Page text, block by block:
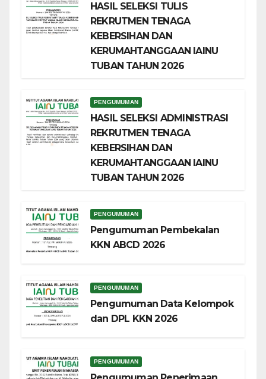
HASIL SELEKSI TULIS
REKRUTMEN TENAGA
KEBERSIHAN DAN
KERUMAHTANGGAAN IAINU
TUBAN TAHUN 2026
PENGUMUMAN
HASIL SELEKSI ADMINISTRASI
REKRUTMEN TENAGA
KEBERSIHAN DAN
KERUMAHTANGGAAN IAINU
TUBAN TAHUN 2026
PENGUMUMAN
Pengumuman Pembekalan
KKN ABCD 2026
PENGUMUMAN
Pengumuman Data Kelompok
dan DPL KKN 2026
PENGUMUMAN